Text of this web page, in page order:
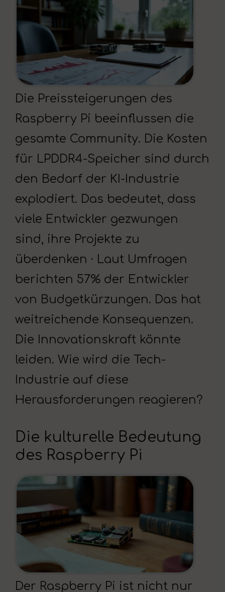
Die Preissteigerungen des
Raspberry Pi beeinflussen die
gesamte Community. Die Kosten
für LPDDR4-Speicher sind durch
den Bedarf der KI-Industrie
explodiert. Das bedeutet, dass
viele Entwickler gezwungen
sind, ihre Projekte zu
überdenken · Laut Umfragen
berichten 57% der Entwickler
von Budgetkürzungen. Das hat
weitreichende Konsequenzen.
Die Innovationskraft könnte
leiden. Wie wird die Tech-
Industrie auf diese
Herausforderungen reagieren?
Die kulturelle Bedeutung
des Raspberry Pi
Der Raspberry Pi ist nicht nur